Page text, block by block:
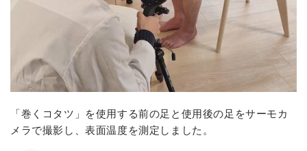
「巻くコタツ」を使用する前の足と使用後の足をサーモカ
メラで撮影し、表面温度を測定しました。